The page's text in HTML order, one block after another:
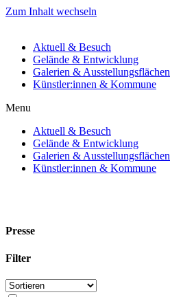
Zum Inhalt wechseln
Aktuell & Besuch
Gelände & Entwicklung
Galerien & Ausstellungsflächen
Künstler:innen & Kommune
Menu
Aktuell & Besuch
Gelände & Entwicklung
Galerien & Ausstellungsflächen
Künstler:innen & Kommune
Presse
Filter